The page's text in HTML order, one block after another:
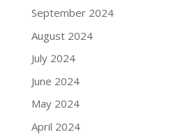
September 2024
August 2024
July 2024
June 2024
May 2024
April 2024